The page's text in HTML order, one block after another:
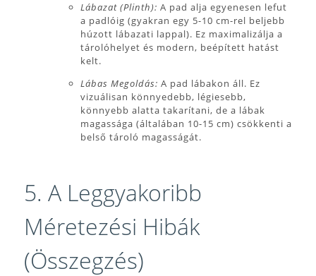
Lábazat (Plinth): A pad alja egyenesen lefut
a padlóig (gyakran egy 5-10 cm-rel beljebb
húzott lábazati lappal). Ez maximalizálja a
tárolóhelyet és modern, beépített hatást
kelt.
Lábas Megoldás: A pad lábakon áll. Ez
vizuálisan könnyedebb, légiesebb,
könnyebb alatta takarítani, de a lábak
magassága (általában 10-15 cm) csökkenti a
belső tároló magasságát.
5. A Leggyakoribb
Méretezési Hibák
(Összegzés)